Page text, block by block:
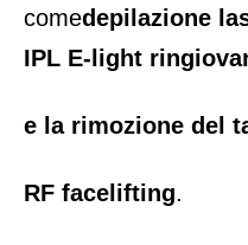
comedepilazione
IPL E-light
e la rimozione del
RF facelifting.